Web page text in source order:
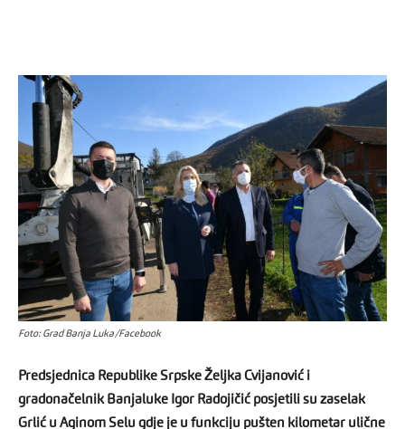
Foto: Grad Banja Luka/Facebook
Predsjednica Republike Srpske Željka Cvijanović i
gradonačelnik Banjaluke Igor Radojičić posjetili su zaselak
Grlić u Aginom Selu gdje je u funkciju pušten kilometar ulične